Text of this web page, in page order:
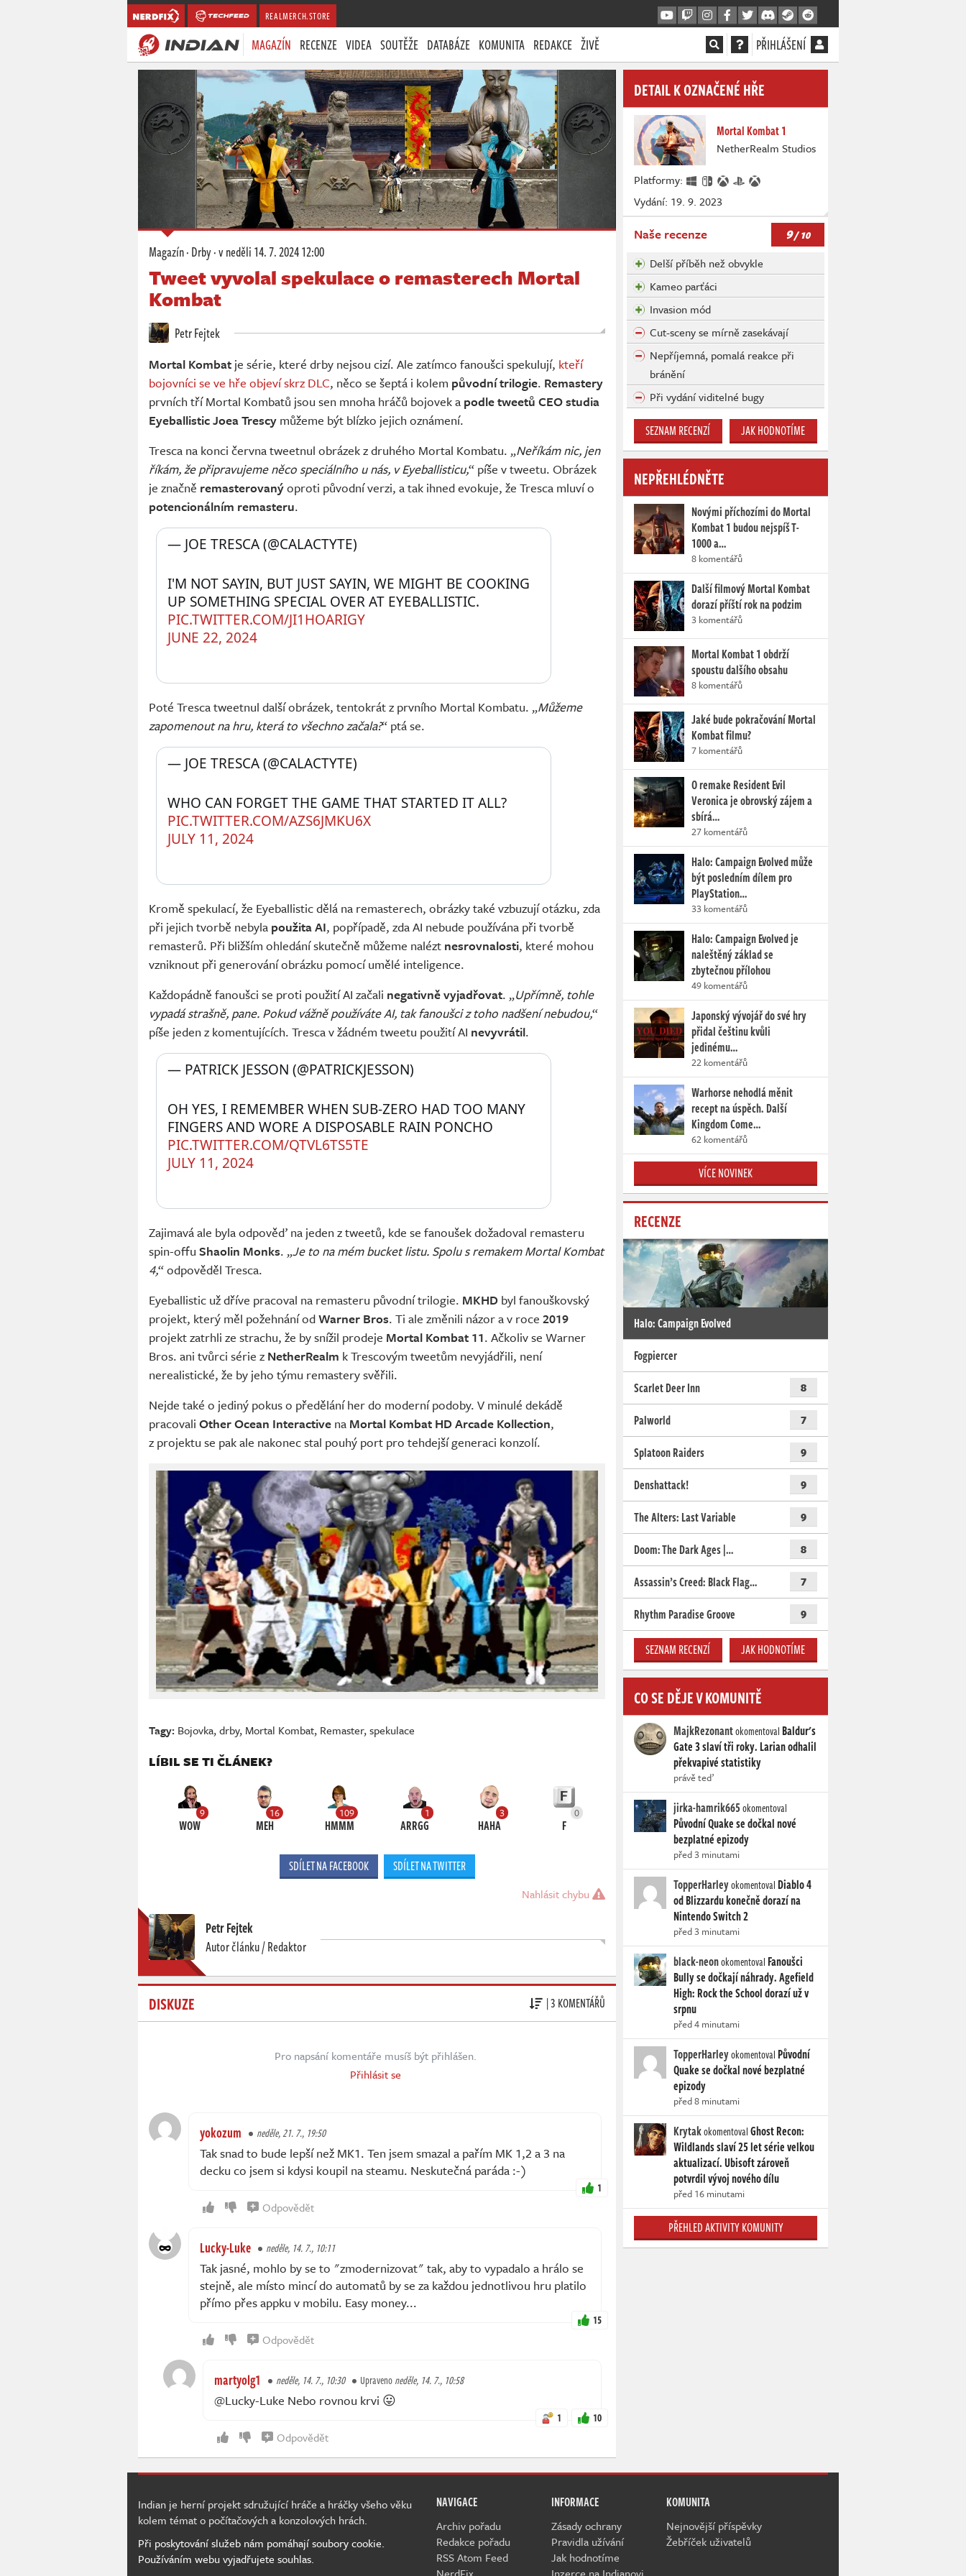
REALMERCH.STORE
MAGAZÍN RECENZE VIDEA SOUTĚŽE DATABÁZE KOMUNITA REDAKCE ŽIVĚ PŘIHLÁŠENÍ
Magazín·Drby·v neděli14. 7. 2024 12:00
Tweet vyvolal spekulace o remasterech Mortal
Kombat
Petr Fejtek
Mortal Kombat je série, které drby nejsou cizí. Ale zatímco fanoušci spekulují, kteří
bojovníci se ve hře objeví skrz DLC, něco se šeptá i kolem původní trilogie. Remastery
prvních tří Mortal Kombatů jsou sen mnoha hráčů bojovek a podle tweetů CEO studia
Eyeballistic Joea Trescy můžeme být blízko jejich oznámení.
Tresca na konci června tweetnul obrázek z druhého Mortal Kombatu. „Neříkám nic, jen
říkám, že připravujeme něco speciálního u nás, v Eyeballisticu,“ píše v tweetu. Obrázek
je značně remasterovanýoproti původní verzi, a tak ihned evokuje, že Tresca mluví o
potencionálním remasteru.
I'M NOT SAYIN, BUT JUST SAYIN, WE MIGHT BE COOKING
PIC.TWITTER.COM/JI1HOARIGY
— JOE TRESCA (@CALACTYTE)
JUNE 22, 2024
Poté Tresca tweetnul další obrázek, tentokrát z prvního Mortal Kombatu. „Můžeme
zapomenout na hru, která to všechno začala?“ ptá se.
PIC.TWITTER.COM/AZS6JMKU6X
— JOE TRESCA (@CALACTYTE)
JULY 11, 2024
Kromě spekulací, že Eyeballistic dělá na remasterech, obrázky také vzbuzují otázku, zda
při jejich tvorbě nebyla použita AI, popřípadě, zda AI nebude používána při tvorbě
remasterů. Při bližším ohledání skutečně můžeme nalézt nesrovnalosti, které mohou
vzniknout při generování obrázku pomocí umělé inteligence.
Každopádně fanoušci se proti použití AI začali negativně vyjadřovat. „Upřímně, tohle
vypadá strašně, pane. Pokud vážně používáte AI, tak fanoušci z toho nadšení nebudou,“
píše jeden z komentujících. Tresca v žádném tweetu použití AI nevyvrátil.
OH YES, I REMEMBER WHEN SUB-ZERO HAD TOO MANY
PIC.TWITTER.COM/QTVL6TS5TE
— PATRICK JESSON (@PATRICKJESSON)
JULY 11, 2024
Zajimavá ale byla odpověď na jeden z tweetů, kde se fanoušek dožadoval remasteru
spin-offu Shaolin Monks. „Je to na mém bucket listu. Spolu s remakem Mortal Kombat
4,“ odpověděl Tresca.
Eyeballistic už dříve pracoval na remasteru původní trilogie. MKHD byl fanouškovský
projekt, který měl požehnání odWarner Bros. Ti ale změnili názor a v roce 2019
projekt zatrhli ze strachu, že by snížil prodeje Mortal Kombat 11. Ačkoliv se Warner
Bros. ani tvůrci série z NetherRealm k Trescovým tweetům nevyjádřili, není
nerealistické, že by jeho týmu remastery svěřili.
Nejde také o jediný pokus o předělání her do moderní podoby. V minulé dekádě
pracovali Other Ocean Interactive na Mortal Kombat HD Arcade Kollection,
z projektu se pak ale nakonec stal pouhý port pro tehdejší generaci konzolí.
Tagy: Bojovka,drby, Mortal Kombat, Remaster,spekulace
LÍBIL SE TI ČLÁNEK?
9
WOW
16
MEH
109
HMMM
1
ARRGG
3
HAHA
0
F
SDÍLET NA FACEBOOK SDÍLET NA TWITTER
Nahlásit chybu
Petr Fejtek
Autor článku / Redaktor
DISKUZE | 3 KOMENTÁŘŮ
Pro napsání komentáře musíš být přihlášen.
Přihlásit se
yokozum neděle, 21. 7., 19:50
Tak snad to bude lepší než MK1. Ten jsem smazal a pařím MK 1,2 a 3 na
decku co jsem si kdysi koupil na steamu. Neskutečná paráda :-)
1
Odpovědět
Lucky-Luke neděle, 14. 7., 10:11
Tak jasné, mohlo by se to "zmodernizovat" tak, aby to vypadalo a hrálo se
stejně, ale místo mincí do automatů by se za každou jednotlivou hru platilo
přímo přes appku v mobilu. Easy money...
15
Odpovědět
martyolg1 neděle, 14. 7., 10:30 Upravenoneděle, 14. 7., 10:58
@Lucky-Luke Nebo rovnou krvi 😛
1 10
Odpovědět
DETAIL K OZNAČENÉ HŘE
Mortal Kombat 1
NetherRealm Studios
Platformy:
Vydání: 19. 9. 2023
Naše recenze 9/ 10
Delší příběh než obvykle
Kameo parťáci
Invasion mód
Cut-sceny se mírně zasekávají
Nepříjemná, pomalá reakce při
bránění
Při vydání viditelné bugy
SEZNAM RECENZÍ JAK HODNOTÍME
NEPŘEHLÉDNĚTE
Novými příchozími do Mortal
Kombat 1 budou nejspíš T-
1000 a…
8 komentářů
Další filmový Mortal Kombat
dorazí příští rok na podzim
3 komentářů
Mortal Kombat 1 obdrží
spoustu dalšího obsahu
8 komentářů
Jaké bude pokračování Mortal
Kombat filmu?
7 komentářů
O remake Resident Evil
Veronica je obrovský zájem a
sbírá…
27 komentářů
Halo: Campaign Evolved může
být posledním dílem pro
PlayStation…
33 komentářů
Halo: Campaign Evolved je
naleštěný základ se
zbytečnou přílohou
49 komentářů
Japonský vývojář do své hry
přidal češtinu kvůli
jedinému…
22 komentářů
Warhorse nehodlá měnit
recept na úspěch. Další
Kingdom Come…
62 komentářů
VÍCE NOVINEK
RECENZE
Halo: Campaign Evolved
Fogpiercer
Scarlet Deer Inn
8
Palworld 7
Splatoon Raiders 9
Denshattack! 9
The Alters: Last Variable 9
Doom: The Dark Ages |… 8
Assassin’s Creed: Black Flag… 7
Rhythm Paradise Groove 9
SEZNAM RECENZÍ JAK HODNOTÍME
CO SE DĚJE V KOMUNITĚ
MajkRezonantokomentoval Baldur's
Gate 3 slaví tři roky. Larian odhalil
překvapivé statistiky
právě teď
jirka-hamrik665okomentoval
Původní Quake se dočkal nové
bezplatné epizody
před 3 minutami
TopperHarleyokomentoval Diablo 4
od Blizzardu konečně dorazí na
Nintendo Switch 2
před 3 minutami
black-neonokomentoval Fanoušci
Bully se dočkají náhrady. Agefield
High: Rock the School dorazí už v
srpnu
před 4 minutami
TopperHarleyokomentoval Původní
Quake se dočkal nové bezplatné
epizody
před 8 minutami
KrytakokomentovalGhost Recon:
Wildlands slaví 25 let série velkou
aktualizací. Ubisoft zároveň
potvrdil vývoj nového dílu
před 16 minutami
PŘEHLED AKTIVITY KOMUNITY
NAVIGACE
Archiv pořadu
Redakce pořadu
RSS Atom Feed
NerdFix
INFORMACE
Zásady ochrany
Pravidla užívání
Jak hodnotíme
Inzerce na Indianovi
KOMUNITA
Nejnovější příspěvky
Žebříček uživatelů
Indian je herní projekt sdružující hráče a hráčky všeho věku
kolem témat o počítačových a konzolových hrách.
Při poskytování služeb nám pomáhají soubory cookie.
Používáním webu vyjadřujete souhlas.